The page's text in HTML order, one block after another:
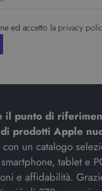
ed accetto la privacy
il punto di
prodotti Apple
con un catalogo
tablet e
e affidabilità.